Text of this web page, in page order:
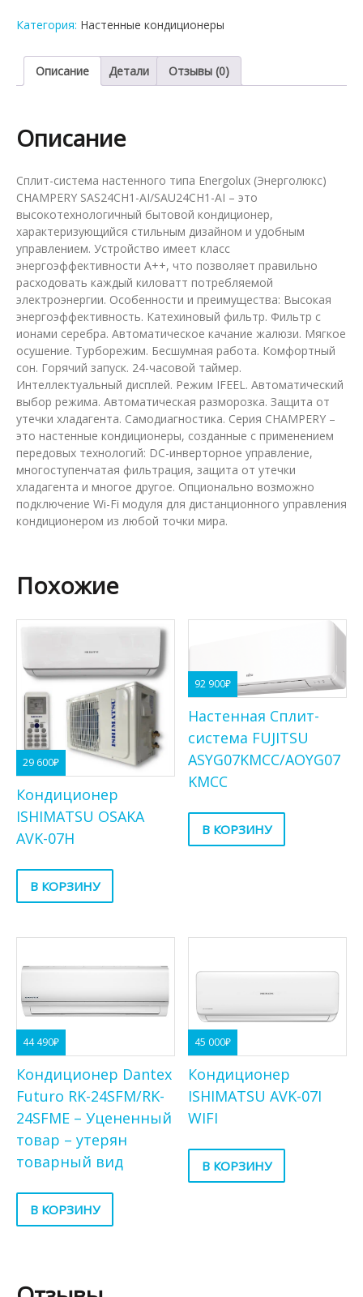
SAS24CH1-
Категория: Настенные кондиционеры
Описание Детали Отзывы (0)
Описание
Сплит-система настенного типа Energolux (Энерголюкс)
CHAMPERY SAS24CH1-AI/SAU24CH1-AI – это
высокотехнологичный бытовой кондиционер,
характеризующийся стильным дизайном и удобным
управлением. Устройство имеет класс
энергоэффективности А++, что позволяет правильно
расходовать каждый киловатт потребляемой
электроэнергии. Особенности и преимущества: Высокая
энергоэффективность. Катехиновый фильтр. Фильтр с
ионами серебра. Автоматическое качание жалюзи. Мягкое
осушение. Турборежим. Бесшумная работа. Комфортный
сон. Горячий запуск. 24-часовой таймер.
Интеллектуальный дисплей. Режим IFEEL. Автоматический
выбор режима. Автоматическая разморозка. Защита от
утечки хладагента. Самодиагностика. Серия CHAMPERY –
это настенные кондиционеры, созданные с применением
передовых технологий: DC-инверторное управление,
многоступенчатая фильтрация, защита от утечки
хладагента и многое другое. Опционально возможно
подключение Wi-Fi модуля для дистанционного управления
кондиционером из любой точки мира.
Похожие
29 600₽
Кондиционер
ISHIMATSU OSAKA
AVK-07H
В КОРЗИНУ
92 900₽
Настенная Сплит-
система FUJITSU
ASYG07KMCC/AOYG07
KMCC
В КОРЗИНУ
44 490₽
Кондиционер Dantex
Futuro RK-24SFM/RK-
24SFME – Уцененный
товар – утерян
товарный вид
В КОРЗИНУ
45 000₽
Кондиционер
ISHIMATSU AVK-07I
WIFI
В КОРЗИНУ